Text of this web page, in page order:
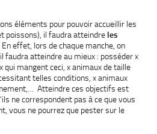
éléments pour pouvoir accueillir les
poissons), il faudra atteindre les
. En effet, lors de chaque manche, on
faudra atteindre au mieux : posséder x
qui mangent ceci, x animaux de taille
telles conditions, x animaux
Atteindre ces objectifs est
ne correspondent pas à ce que vous
vous ne pourrez que pester sur le